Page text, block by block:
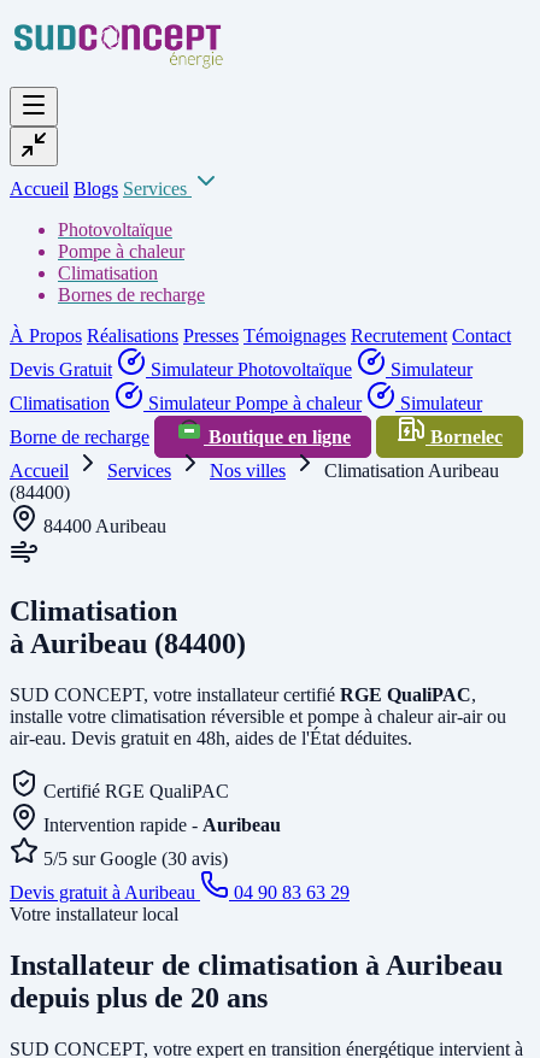
Accueil Blogs Services
Photovoltaïque
Pompe à chaleur
Climatisation
Bornes de recharge
À Propos Réalisations Presses Témoignages Recrutement Contact
Devis Gratuit
Simulateur Photovoltaïque
Simulateur
Climatisation
Simulateur Pompe à chaleur
Simulateur
Borne de recharge
Boutique en ligne
Bornelec
Accueil
Services Nos villes
Climatisation Auribeau
(84400)
84400 Auribeau
Climatisation
à Auribeau (84400)
SUD CONCEPT, votre installateur certifié RGE QualiPAC,
installe votre climatisation réversible et pompe à chaleur air-air ou
air-eau. Devis gratuit en 48h, aides de l'État déduites.
Certifié RGE QualiPAC
Intervention rapide - Auribeau
5/5 sur Google (30 avis)
Devis gratuit à Auribeau
04 90 83 63 29
Votre installateur local
Installateur de climatisation à Auribeau
depuis plus de 20 ans
SUD CONCEPT, votre expert en transition énergétique intervient à